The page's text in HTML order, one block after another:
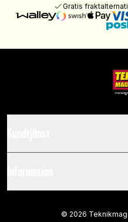
Gratis
© 2026